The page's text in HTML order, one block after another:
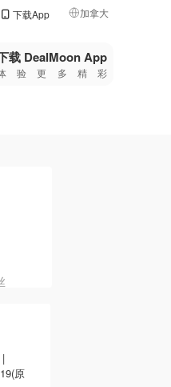
下载App 加拿大
美国
中国
载 DealMoon App
验更多精彩
|
原